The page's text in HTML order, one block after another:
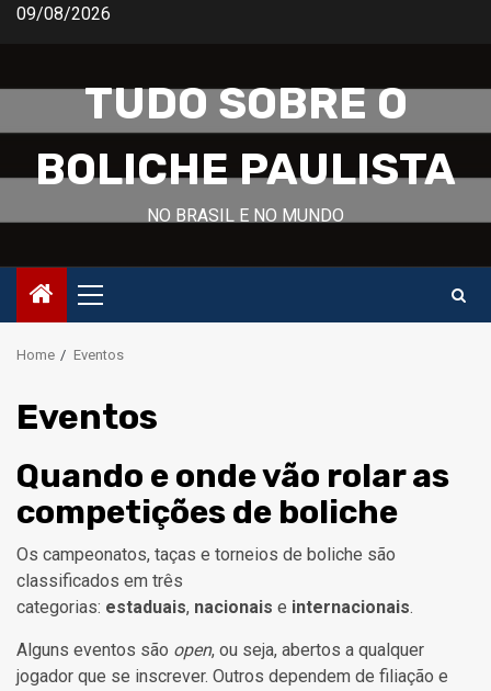
Skip09/08/2026
TUDO SOBRE O
BOLICHE PAULISTA
NO BRASIL E NO MUNDO
Primary
Menu
Home Eventos
Eventos
Quando e onde vão rolar as
competições de boliche
Os campeonatos, taças e torneios de boliche são
classificados em três
categorias: estaduais, nacionais e internacionais.
Alguns eventos são open, ou seja, abertos a qualquer
jogador que se inscrever. Outros dependem de filiação e